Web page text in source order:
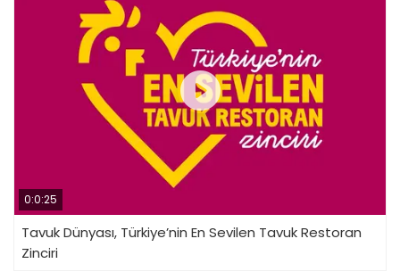
0:0:25
Tavuk Dünyası, Türkiye’nin En Sevilen Tavuk Restoran
Zinciri